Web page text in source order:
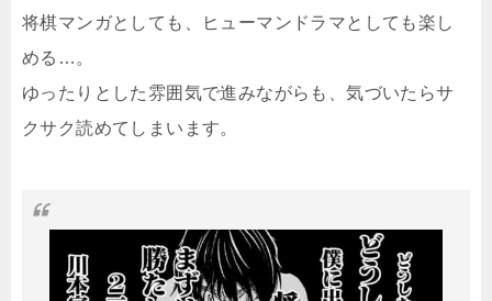
将棋マンガとしても、ヒューマンドラマとしても楽し
める…。
ゆったりとした雰囲気で進みながらも、気づいたらサ
クサク読めてしまいます。